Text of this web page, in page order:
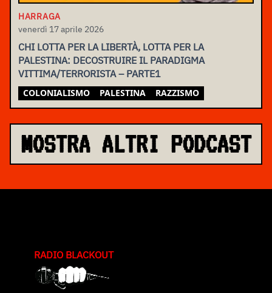
HARRAGA
venerdì 17 aprile 2026
CHI LOTTA PER LA LIBERTÀ, LOTTA PER LA
PALESTINA: DECOSTRUIRE IL PARADIGMA
VITTIMA/TERRORISTA – PARTE1
COLONIALISMO PALESTINA RAZZISMO
MOSTRA ALTRI PODCAST
RADIO BLACKOUT